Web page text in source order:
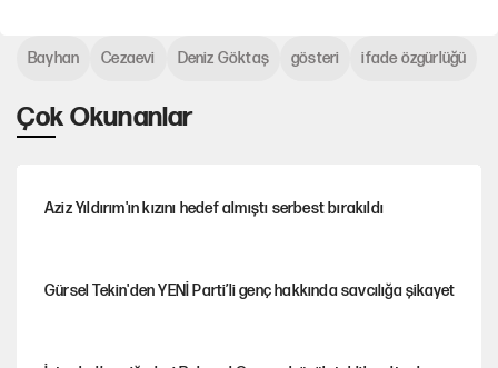
Çok Okunanlar
Aziz Yıldırım'ın kızını hedef almıştı serbest bırakıldı
Gürsel Tekin'den YENİ Parti’li genç hakkında savcılığa şikayet
Bayhan Cezaevi Deniz Göktaş gösteri ifade özgürlüğü